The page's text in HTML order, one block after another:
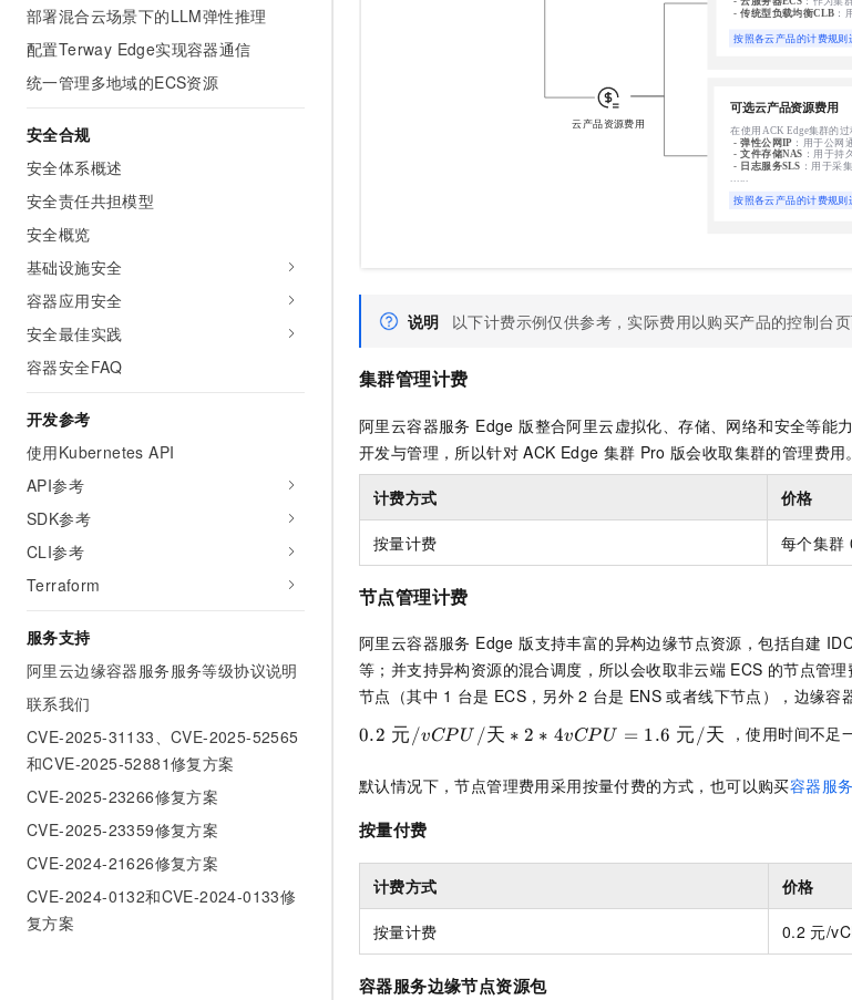
部署混合云场景下的LLM弹性推理
配置Terway Edge实现容器通信
统一管理多地域的ECS资源
安全合规
安全体系概述
安全责任共担模型
安全概览
基础设施安全
容器应用安全
安全最佳实践
容器安全FAQ
开发参考
使用Kubernetes API
API参考
SDK参考
CLI参考
Terraform
服务支持
阿里云边缘容器服务服务等级协议说明
联系我们
CVE-2025-31133、CVE-2025-52565
和CVE-2025-52881修复方案
CVE-2025-23266修复方案
CVE-2025-23359修复方案
CVE-2024-21626修复方案
CVE-2024-0132和CVE-2024-0133修
复方案
说明 以下计费示例仅供参考，实际费用以购买产品的控制台页
集群管理计费
阿里云容器服务 Edge 版整合阿里云虚拟化、存储、网络和安全等能
开发与管理，所以针对 ACK Edge 集群 Pro 版会收取集群的管理费用。
计费方式 价格
按量计费 每个集群
节点管理计费
阿里云容器服务 Edge 版支持丰富的异构边缘节点资源，包括自建
等；并支持异构资源的混合调度，所以会收取非云端 ECS 的节点管
节点（其中 1 台是 ECS，另外 2 台是 ENS 或者线下节点），边缘容
0.2 元 /vCPU /天 ∗ 2 ∗ 4vCP U = 1.6 元 /天 ，使用时间不足
默认情况下，节点管理费用采用按量付费的方式，也可以购买容器服
按量付费
计费方式 价格
按量计费 0.2 元/
容器服务边缘节点资源包
即刻拥有 DeepSeek-R1 满血版
专有云